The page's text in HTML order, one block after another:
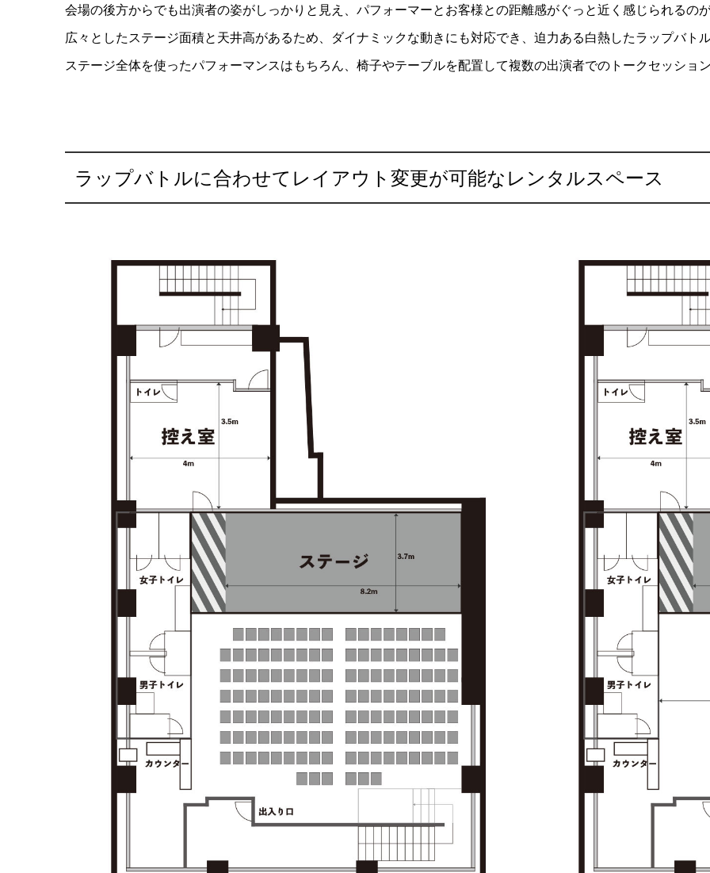
会場の後方からでも出演者の姿がしっかりと見え、パフォーマーとお客様との距離感がぐっと近く感じられるの
広々としたステージ面積と天井高があるため、ダイナミックな動きにも対応でき、迫力ある白熱したラップバト
ステージ全体を使ったパフォーマンスはもちろん、椅子やテーブルを配置して複数の出演者でのトークセッショ
ラップバトルに合わせてレイアウト変更が可能なレンタルスペース